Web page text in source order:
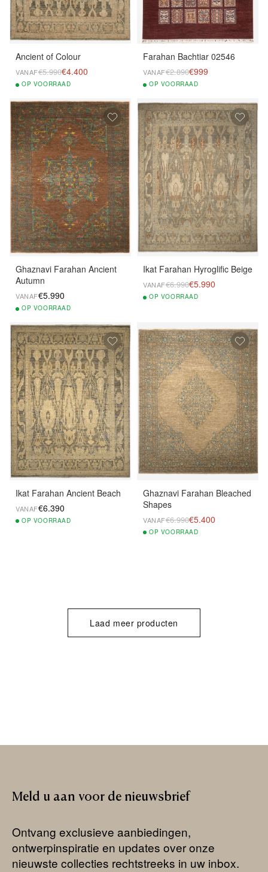
Ancient of Colour
VANAF€5.990€4.400
OP VOORRAAD
Farahan Bachtiar 02546
VANAF€2.890€999
OP VOORRAAD
Ghaznavi Farahan Ancient
Autumn
VANAF€5.990
OP VOORRAAD
Ikat Farahan Hyroglific Beige
VANAF€6.990€5.990
OP VOORRAAD
Ikat Farahan Ancient Beach
VANAF€6.390
OP VOORRAAD
Ghaznavi Farahan Bleached
Shapes
VANAF€6.990€5.400
OP VOORRAAD
Laad meer producten
Meld u aan voor de nieuwsbrief
Ontvang exclusieve aanbiedingen,
ontwerpinspiratie en updates over onze
nieuwste collecties rechtstreeks in uw inbox.